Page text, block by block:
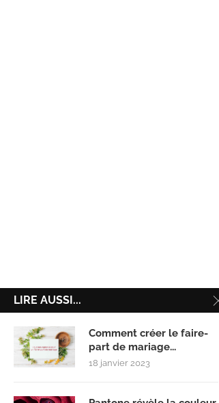
LIRE AUSSI...
Comment créer le faire-
part de mariage...
18 janvier 2023